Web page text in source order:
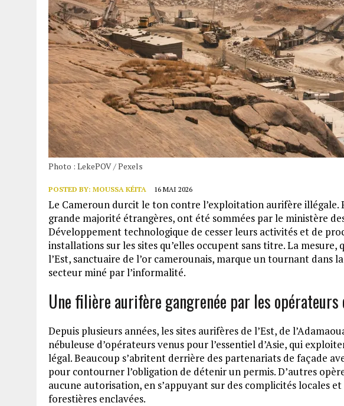
Photo : LekePOV / Pexels
POSTED BY: MOUSSA KÉITA 16 MAI 2026
Le Cameroun durcit le ton contre l’exploitation aurifère illégale.
grande majorité étrangères, ont été sommées par le ministère
Développement technologique de cesser leurs activités et de
installations sur les sites qu’elles occupent sans titre. La
l’Est, sanctuaire de l’or camerounais, marque un tournant dans
secteur miné par l’informalité.
Une filière aurifère gangrenée par les
Depuis plusieurs années, les sites aurifères de l’Est, de
nébuleuse d’opérateurs venus pour l’essentiel d’Asie, qui
légal. Beaucoup s’abritent derrière des partenariats de façade
pour contourner l’obligation de détenir un permis. D’autres
aucune autorisation, en s’appuyant sur des complicités locales
forestières enclavées.